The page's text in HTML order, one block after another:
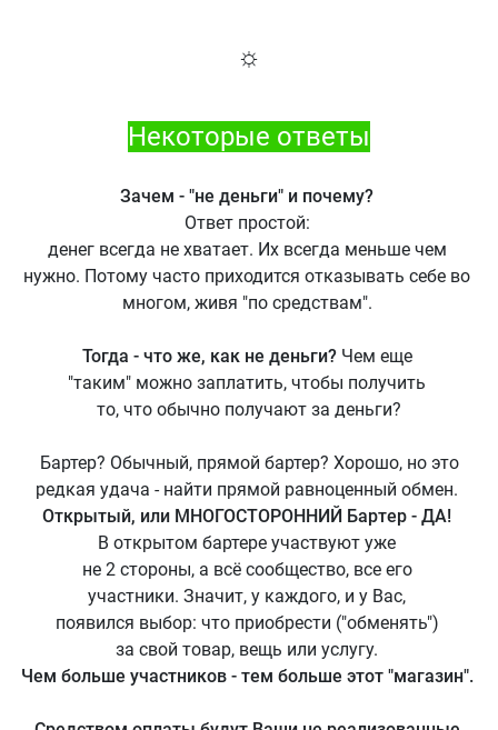
☼
Некоторые ответы
Зачем - "не деньги" и почему?
Ответ простой:
денег всегда не хватает. Их всегда меньше чем
нужно. Потому часто приходится отказывать себе во
многом, живя "по средствам".
Тогда - что же, как не деньги? Чем еще
"таким" можно заплатить, чтобы получить
то, что обычно получают за деньги?
Бартер? Обычный, прямой бартер? Хорошо, но это
редкая удача - найти прямой равноценный обмен.
Открытый, или МНОГОСТОРОННИЙ Бартер - ДА!
В открытом бартере участвуют уже
не 2 стороны, а всё сообщество, все его
участники. Значит, у каждого, и у Вас,
появился выбор: что приобрести ("обменять")
за свой товар, вещь или услугу.
Чем больше участников - тем больше этот "магазин".